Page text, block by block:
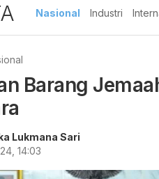
Nasional Industri
Barang
Lukmana Sari
14:03